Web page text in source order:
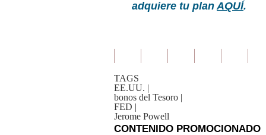
adquiere tu planAQUÍ.
TAGS
EE.UU. |
bonos del Tesoro |
FED |
Jerome Powell